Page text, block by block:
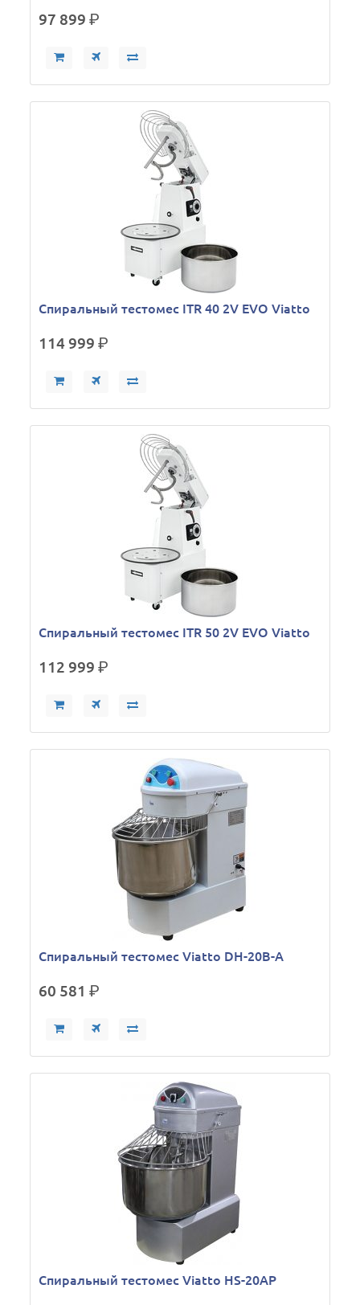
97 899р.
Спиральный тестомес ITR 40 2V EVO Viatto
114 999р.
Спиральный тестомес ITR 50 2V EVO Viatto
112 999р.
Спиральный тестомес Viatto DH-20B-A
60 581р.
Спиральный тестомес Viatto HS-20AP